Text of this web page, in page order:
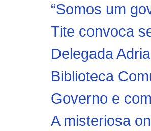
“Somos um
Tite convoca
Delegada
Biblioteca
Governo e
A misteriosa